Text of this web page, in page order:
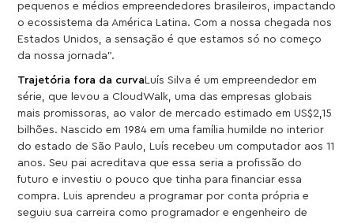
pequenos e médios empreendedores brasileiros, impactando
o ecossistema da América Latina. Com a nossa chegada nos
Estados Unidos, a sensação é que estamos só no começo
da nossa jornada".
Trajetória fora da curva Luís Silva é um empreendedor em
série, que levou a CloudWalk, uma das empresas globais
mais promissoras, ao valor de mercado estimado em US$2,15
bilhões. Nascido em 1984 em uma família humilde no interior
do estado de São Paulo, Luís recebeu um computador aos 11
anos. Seu pai acreditava que essa seria a profissão do
futuro e investiu o pouco que tinha para financiar essa
compra. Luis aprendeu a programar por conta própria e
seguiu sua carreira como programador e engenheiro de